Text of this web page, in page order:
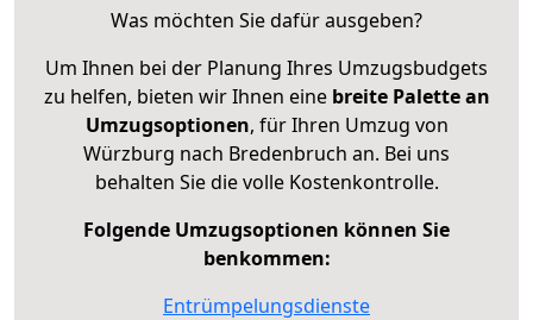
Was möchten Sie dafür ausgeben?
Um Ihnen bei der Planung Ihres Umzugsbudgets
zu helfen, bieten wir Ihnen eine breite Palette an
Umzugsoptionen, für Ihren Umzug von
Würzburg nach Bredenbruch an. Bei uns
behalten Sie die volle Kostenkontrolle.
Folgende Umzugsoptionen können Sie
benkommen:
Entrümpelungsdienste